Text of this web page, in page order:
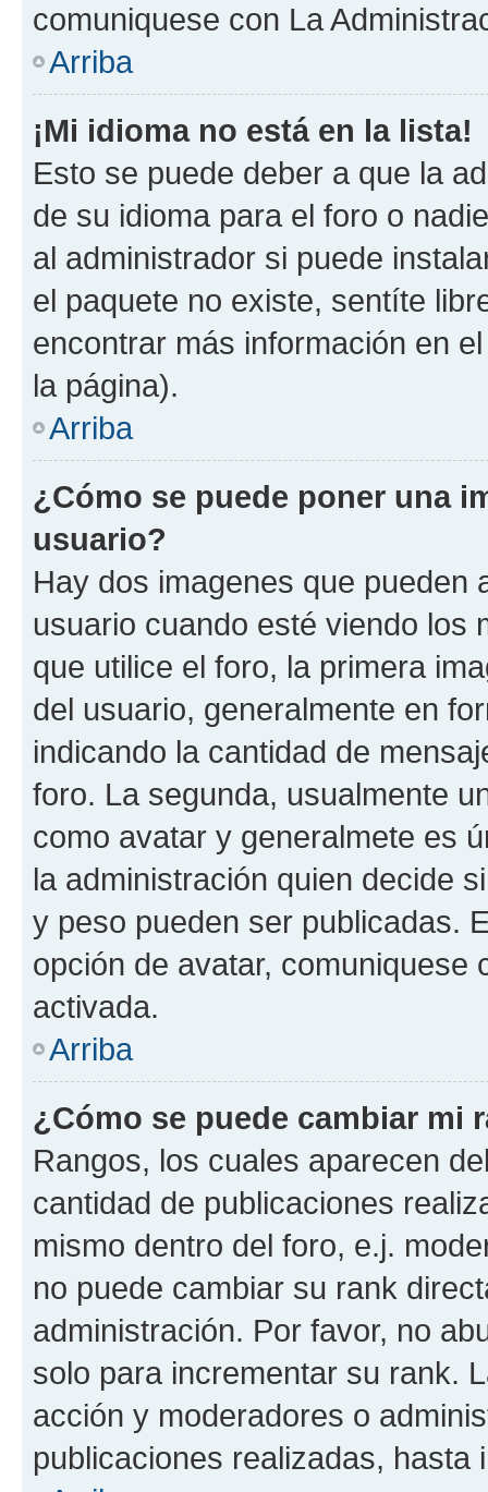
comuniquese con La
Arriba
¡Mi idioma no está en la lista!
Esto se puede deber a que la
de su idioma para el foro o
al administrador si puede
el paquete no existe, sentíte
encontrar más información en
la página).
Arriba
¿Cómo se puede poner una
usuario?
Hay dos imagenes que pueden
usuario cuando esté viendo los
que utilice el foro, la primera
del usuario, generalmente en
indicando la cantidad de
foro. La segunda, usualmente
como avatar y generalmete es
la administración quien decide
y peso pueden ser publicadas.
opción de avatar, comuniquese
activada.
Arriba
¿Cómo se puede cambiar mi
Rangos, los cuales aparecen
cantidad de publicaciones
mismo dentro del foro, e.j.
no puede cambiar su rank
administración. Por favor, no
solo para incrementar su rank.
acción y moderadores o
publicaciones realizadas, hasta